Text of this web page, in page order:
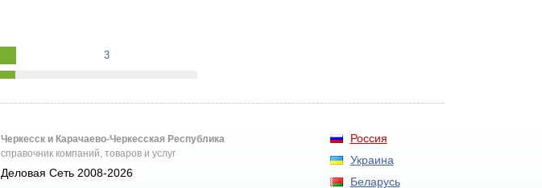
3
Россия
Украина
Беларусь
Черкесск и Карачаево-Черкесская Республика
справочник компаний, товаров и услуг
Деловая Сеть 2008-2026